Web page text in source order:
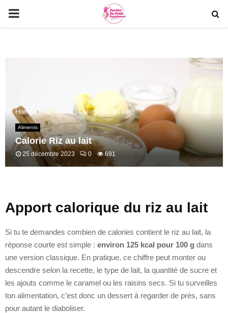
PRIMARY
Home Aliments Calorie Riz au lait
Aliments
Calorie Riz au lait
25 décembre 2023 0 691
Apport calorique du riz au lait
Si tu te demandes combien de calories contient le riz au lait, la
réponse courte est simple : environ 125 kcal pour 100 g dans
une version classique. En pratique, ce chiffre peut monter ou
descendre selon la recette, le type de lait, la quantité de sucre et
les ajouts comme le caramel ou les raisins secs. Si tu surveilles
ton alimentation, c’est donc un dessert à regarder de près, sans
pour autant le diaboliser.